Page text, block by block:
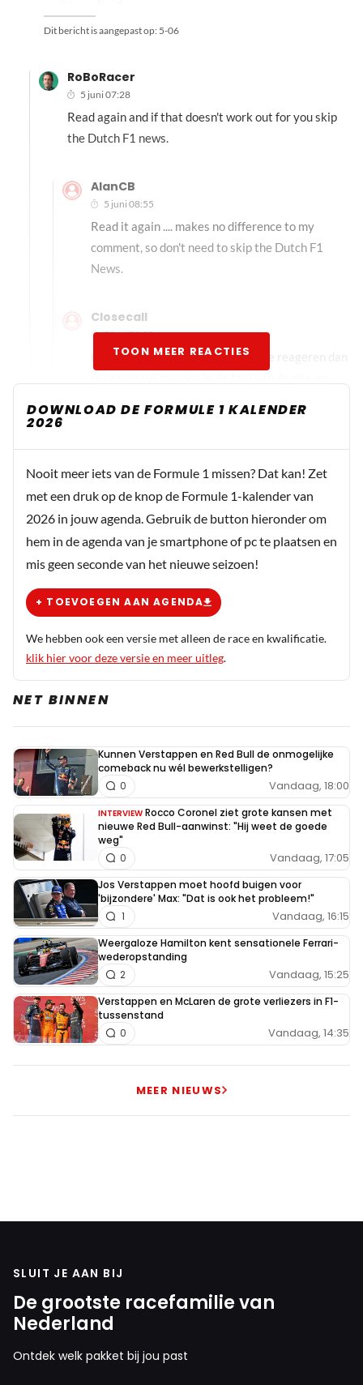
Dit bericht is aangepast op: 5-06
RoBoRacer
5 juni 07:28
Read again and if that doesn't work out for you skip
the Dutch F1 news.
AlanCB
5 juni 08:55
Read it again .... makes no difference to my
comment, so don't need to skip the Dutch F1
News.
Closecall
5 juni 09:08
@AlanCB als wij op de Engelse site reageren dan
Closecall
Closecall
5 juni 07:58
Nederlandse site.
AlanCB
5 juni 09:04
@Close call: Did not realise that non-Dutch
speakers are not welcome to comment in
English.
Dit bericht is aangepast op:5-06
AlanCB
5 juni 09:19
@Close call: I suspect that you speak & write
English fluently, as probably most, if not all,
Dutch people do.
Meepraten? Dat kan! Je hoeft je alleen maar aan te
melden met een RN365-account.
INLOGGEN AANMELDEN
TOON MEER REACTIES
DOWNLOAD DE FORMULE 1 KALENDER
2026
Nooit meer iets van de Formule 1 missen? Dat kan! Zet
met een druk op de knop de Formule 1-kalender van
2026 in jouw agenda. Gebruik de button hieronder om
hem in de agenda van je smartphone of pc te plaatsen en
mis geen seconde van het nieuwe seizoen!
+ TOEVOEGEN AAN AGENDA
We hebben ook een versie met alleen de race en kwalificatie.
klik hier voor deze versie en meer uitleg.
NET BINNEN
Kunnen Verstappen en Red Bull de onmogelijke
comeback nu wél bewerkstelligen?
Vandaag, 18:00
0
INTERVIEW Rocco Coronel ziet grote kansen met
nieuwe Red Bull-aanwinst: "Hij weet de goede
weg"
Vandaag, 17:05
0
Jos Verstappen moet hoofd buigen voor
'bijzondere' Max: "Dat is ook het probleem!"
Vandaag, 16:15
1
Weergaloze Hamilton kent sensationele Ferrari-
wederopstanding
Vandaag, 15:25
2
Verstappen en McLaren de grote verliezers in F1-
tussenstand
Vandaag, 14:35
0
MEER NIEUWS
SLUIT JE AAN BIJ
De grootste racefamilie van
Nederland
Ontdek welk pakket bij jou past